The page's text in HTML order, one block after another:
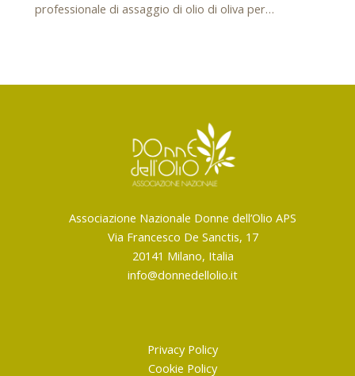
professionale di assaggio di olio di oliva per…
Associazione Nazionale Donne dell’Olio APS
Via Francesco De Sanctis, 17
20141 Milano, Italia
info@donnedellolio.it
Privacy Policy
Cookie Policy